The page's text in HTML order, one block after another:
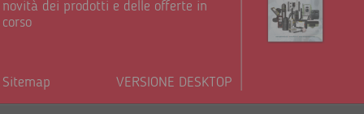
novità dei prodotti e delle offerte in
corso
Sitemap VERSIONE DESKTOP